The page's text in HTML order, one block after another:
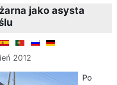
jako asysta
2012
Po